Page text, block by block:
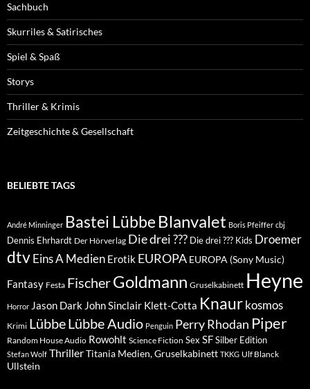
Sachbuch
Skurriles & Satirisches
Spiel & Spaß
Storys
Thriller & Krimis
Zeitgeschichte & Gesellschaft
BELIEBTE TAGS
André Minninger Bastei Lübbe Blanvalet Boris Pfeiffer cbj
Dennis Ehrhardt Der Hörverlag Die drei ??? Die drei ??? Kids Droemer
dtvEins A Medien Erotik EUROPA EUROPA (Sony Music)
Fantasy Festa FischerGoldmann Gruselkabinett Heyne
Horror Jason Dark John Sinclair Klett-Cotta Knaur kosmos
Krimi LübbeLübbe Audio Penguin Perry Rhodan Piper
Random House Audio Rowohlt Science Fiction Sex SFSilber Edition
Stefan Wolf ThrillerTitania Medien, Gruselkabinett TKKG Ulf Blanck
Ullstein